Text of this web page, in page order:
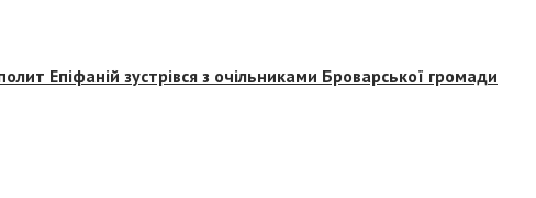
Епіфаній зустрівся з очільниками Броварської громади